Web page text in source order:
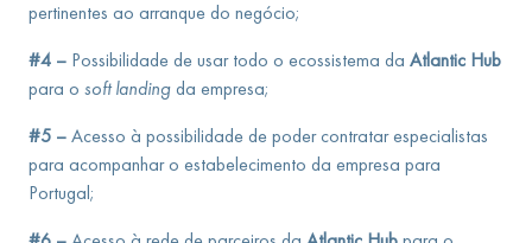
pertinentes ao arranque do negócio;
#4 – Possibilidade de usar todo o ecossistema da Atlantic Hub
para o soft landing da empresa;
#5 – Acesso à possibilidade de poder contratar especialistas
para acompanhar o estabelecimento da empresa para
Portugal;